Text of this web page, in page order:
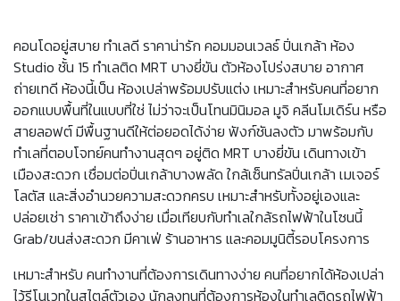
คอนโดอยู่สบาย ทำเลดี ราคาน่ารัก คอมมอนเวลธ์ ปิ่นเกล้า ห้อง
Studio ชั้น 15 ทำเลติด MRT บางยี่ขัน ตัวห้องโปร่งสบาย อากาศ
ถ่ายเทดี ห้องนี้เป็น ห้องเปล่าพร้อมปรับแต่ง เหมาะสำหรับคนที่อยาก
ออกแบบพื้นที่ในแบบที่ใช่ ไม่ว่าจะเป็นโทนมินิมอล มูจิ คลีนโมเดิร์น หรือ
สายลอฟต์ มีพื้นฐานดีให้ต่อยอดได้ง่าย ฟังก์ชันลงตัว มาพร้อมกับ
ทำเลที่ตอบโจทย์คนทำงานสุดๆ อยู่ติด MRT บางยี่ขัน เดินทางเข้า
เมืองสะดวก เชื่อมต่อปิ่นเกล้าบางพลัด ใกล้เซ็นทรัลปิ่นเกล้า เมเจอร์
โลตัส และสิ่งอำนวยความสะดวกครบ เหมาะสำหรับทั้งอยู่เองและ
ปล่อยเช่า ราคาเข้าถึงง่าย เมื่อเทียบกับทำเลใกล้รถไฟฟ้าในโซนนี้
Grab/ขนส่งสะดวก มีคาเฟ่ ร้านอาหาร และคอมมูนิตี้รอบโครงการ
เหมาะสำหรับ คนทำงานที่ต้องการเดินทางง่าย คนที่อยากได้ห้องเปล่า
ไว้รีโนเวทในสไตล์ตัวเอง นักลงทุนที่ต้องการห้องในทำเลติดรถไฟฟ้า